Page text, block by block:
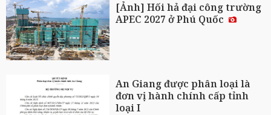
[Ảnh] Hối hả đại công trường
APEC 2027 ở Phú Quốc
An Giang được phân loại là
đơn vị hành chính cấp tỉnh
loại I